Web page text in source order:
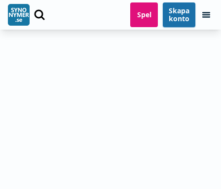
Spel
Skapa
konto